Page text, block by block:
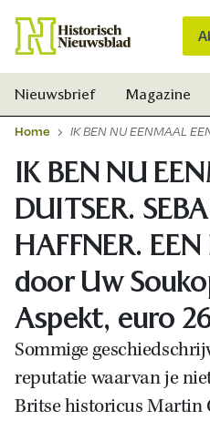
Nieuwsbrief Magazine
Home IK BEN NU EENMAAL
IK BEN NU
DUITSER.
HAFFNER.
door Uw
Aspekt, euro
Sommige
reputatie waarvan je
Britse historicus Martin